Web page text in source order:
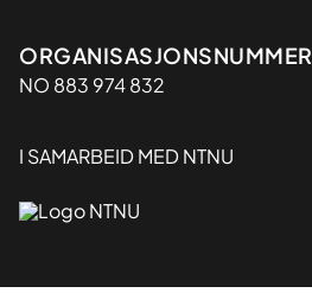
Organisasjon
ORGANISASJONSNUMMER
NO 883 974 832
I SAMARBEID MED NTNU